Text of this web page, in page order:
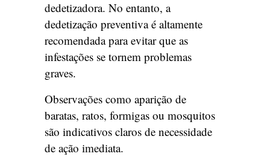
dedetizadora. No entanto, a
dedetização preventiva é altamente
recomendada para evitar que as
infestações se tornem problemas
graves.
Observações como aparição de
baratas, ratos, formigas ou mosquitos
são indicativos claros de necessidade
de ação imediata.